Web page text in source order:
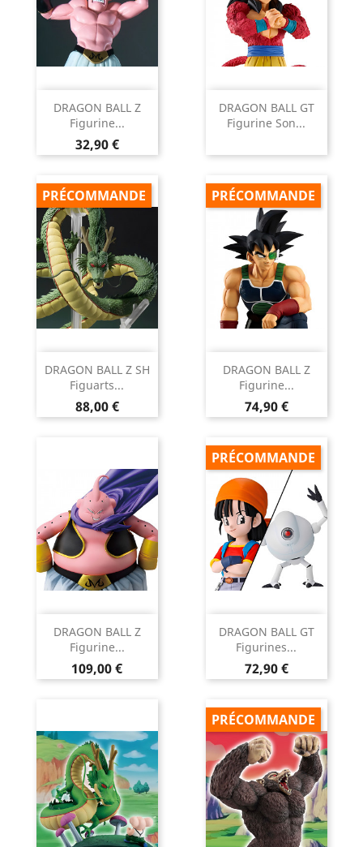
DRAGON BALL Z
Figurine...
Prix
32,90 €
DRAGON BALL GT
Figurine Son...
DRAGON BALL Z SH
Figuarts...
Prix
88,00 €
PRÉCOMMANDE
DRAGON BALL Z
Figurine...
Prix
74,90 €
PRÉCOMMANDE
DRAGON BALL Z
Figurine...
Prix
109,00 €
DRAGON BALL GT
Figurines...
Prix
72,90 €
PRÉCOMMANDE
PRÉCOMMANDE